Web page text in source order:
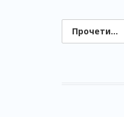
Прочети...